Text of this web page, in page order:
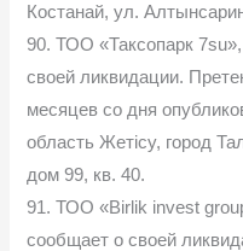
Костанай, ул.
90. ТОО «Таксопарк
своей ликвидации.
месяцев со дня
область Жетісу, город
дом 99, кв. 40.
91. ТОО «Birlik invest
сообщает о своей